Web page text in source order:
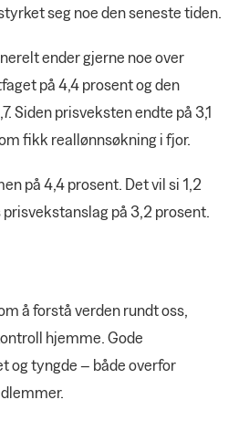
seg noe den seneste tiden.
ender gjerne noe over
på 4,4 prosent og den
Siden prisveksten endte på 3,1
fikk reallønnsøkning i fjor.
på 4,4 prosent. Det vil si 1,2
på 3,2 prosent.
å forstå verden rundt oss,
hjemme. Gode
og tyngde – både overfor